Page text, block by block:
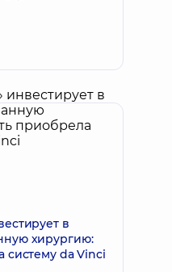
в
хирургию:
систему da Vinci